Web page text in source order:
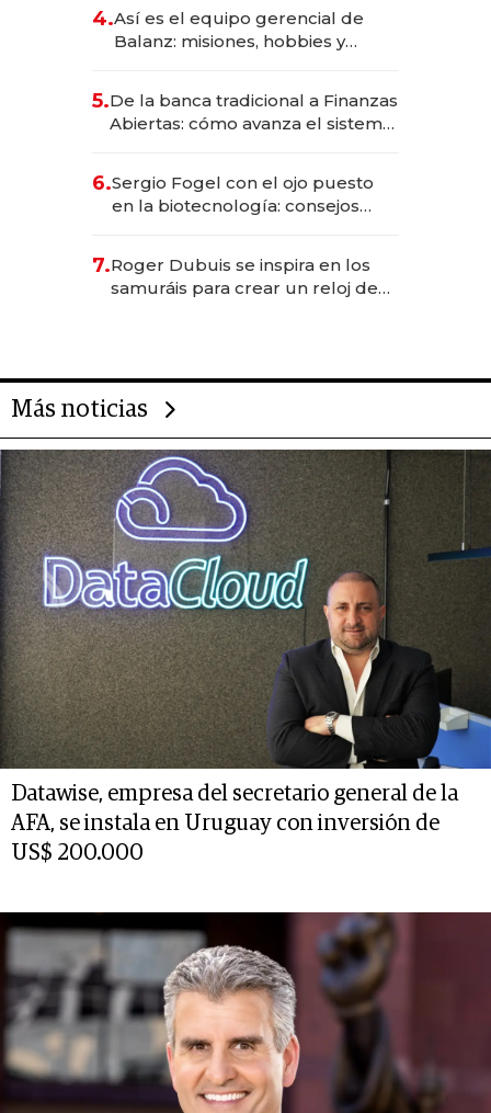
4.Así es el equipo gerencial de
Balanz: misiones, hobbies y
5.De la banca tradicional a Finanzas
Abiertas: cómo avanza el sistema
6.Sergio Fogel con el ojo puesto
en la biotecnología: consejos
rol de la IA
7.Roger Dubuis se inspira en los
samuráis para crear un reloj de
Más noticias
Datawise, empresa del secretario general de la
AFA, se instala en Uruguay con inversión de
US$ 200.000